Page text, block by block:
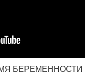
БЕРЕМЕННОСТИ